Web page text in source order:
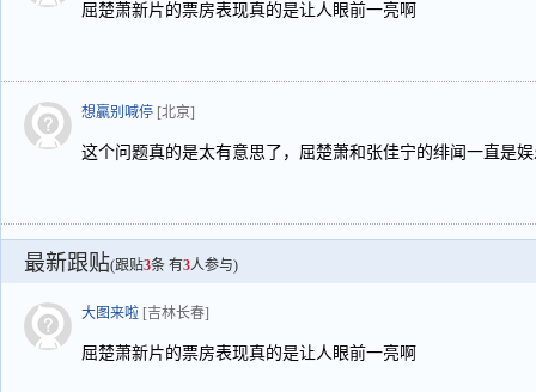
屈楚萧新片的票房表现真的是让人眼前一亮啊
想贏别喊停 [北京]
这个问题真的是太有意思了，屈楚萧和张佳宁的绯闻一直是
最新跟贴(跟贴3条 有3人参与)
大图来啦 [吉林长春]
屈楚萧新片的票房表现真的是让人眼前一亮啊